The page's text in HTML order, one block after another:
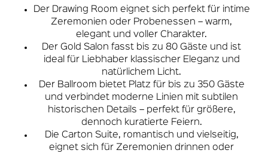
Der Drawing Room eignet sich perfekt für intime
Zeremonien oder Probenessen – warm,
elegant und voller Charakter.
Der Gold Salon fasst bis zu 80 Gäste und ist
ideal für Liebhaber klassischer Eleganz und
natürlichem Licht.
Der Ballroom bietet Platz für bis zu 350 Gäste
und verbindet moderne Linien mit subtilen
historischen Details – perfekt für größere,
dennoch kuratierte Feiern.
Die Carton Suite, romantisch und vielseitig,
eignet sich für Zeremonien drinnen oder